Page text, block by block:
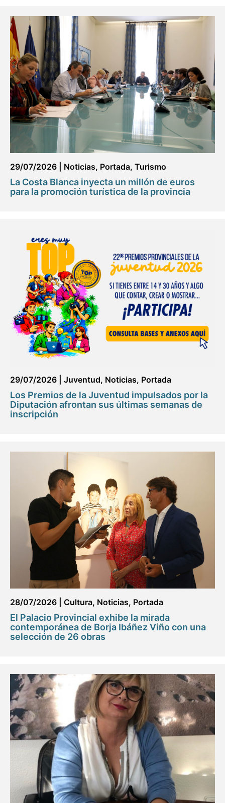
29/07/2026 Noticias, Portada, Turismo
La Costa Blanca inyecta un millón de euros
para la promoción turística de la provincia
29/07/2026 Juventud, Noticias, Portada
Los Premios de la Juventud impulsados por la
Diputación afrontan sus últimas semanas de
inscripción
28/07/2026 Cultura, Noticias, Portada
El Palacio Provincial exhibe la mirada
contemporánea de Borja Ibáñez Viño con una
selección de 26 obras